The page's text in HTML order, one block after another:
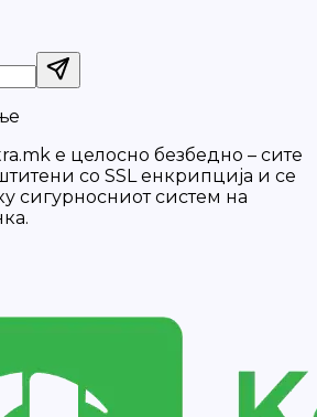
е целосно безбедно – сите
со SSL енкрипција и се
сигурносниот систем на